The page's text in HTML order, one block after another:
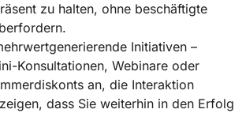
zu halten, ohne beschäftigte
Initiativen –
Konsultationen, Webinare oder
an, die Interaktion
dass Sie weiterhin in den Erfolg